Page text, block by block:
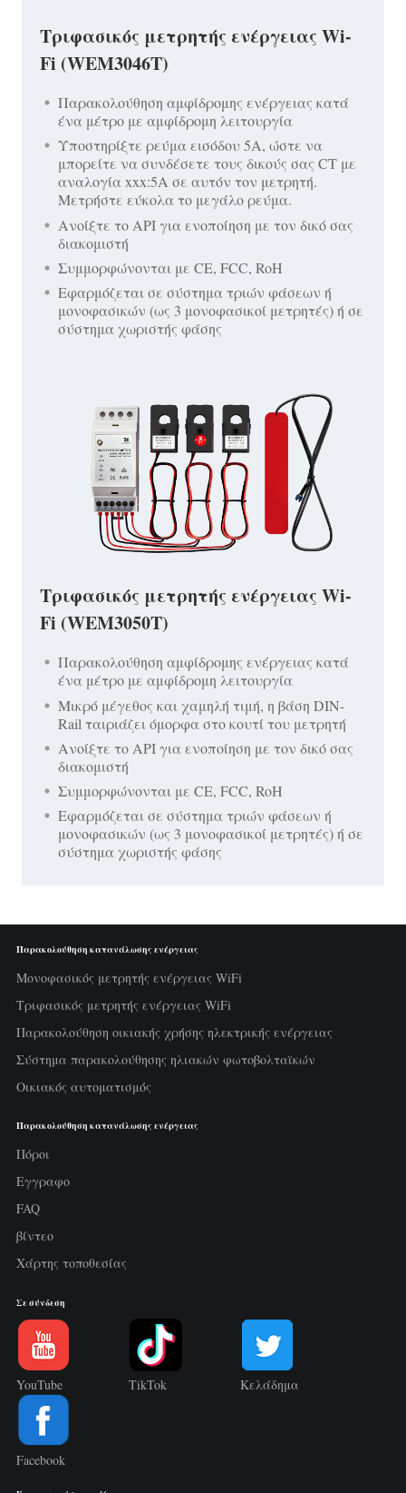
Τριφασικός μετρητής ενέργειας Wi-
Fi (WEM3046T)
Παρακολούθηση αμφίδρομης ενέργειας κατά
ένα μέτρο με αμφίδρομη λειτουργία
Υποστηρίξτε ρεύμα εισόδου 5A, ώστε να
μπορείτε να συνδέσετε τους δικούς σας CT με
αναλογία xxx:5A σε αυτόν τον μετρητή.
Μετρήστε εύκολα το μεγάλο ρεύμα.
Ανοίξτε το API για ενοποίηση με τον δικό σας
διακομιστή
Συμμορφώνονται με CE, FCC, RoH
Εφαρμόζεται σε σύστημα τριών φάσεων ή
μονοφασικών (ως 3 μονοφασικοί μετρητές) ή σε
σύστημα χωριστής φάσης
Τριφασικός μετρητής ενέργειας Wi-
Fi (WEM3050T)
Παρακολούθηση αμφίδρομης ενέργειας κατά
ένα μέτρο με αμφίδρομη λειτουργία
Μικρό μέγεθος και χαμηλή τιμή, η βάση DIN-
Rail ταιριάζει όμορφα στο κουτί του μετρητή
Ανοίξτε το API για ενοποίηση με τον δικό σας
διακομιστή
Συμμορφώνονται με CE, FCC, RoH
Εφαρμόζεται σε σύστημα τριών φάσεων ή
μονοφασικών (ως 3 μονοφασικοί μετρητές) ή σε
σύστημα χωριστής φάσης
Παρακολούθηση κατανάλωσης ενέργειας
Μονοφασικός μετρητής ενέργειας WiFi
Τριφασικός μετρητής ενέργειας WiFi
Παρακολούθηση οικιακής χρήσης ηλεκτρικής ενέργειας
Σύστημα παρακολούθησης ηλιακών φωτοβολταϊκών
Οικιακός αυτοματισμός
Παρακολούθηση κατανάλωσης ενέργειας
Πόροι
Εγγραφο
FAQ
βίντεο
Χάρτης τοποθεσίας
Σε σύνδεση
YouTube TikTok Κελάδημα
Facebook